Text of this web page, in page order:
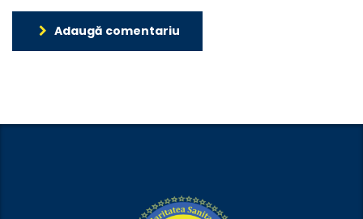
Adaugă comentariu